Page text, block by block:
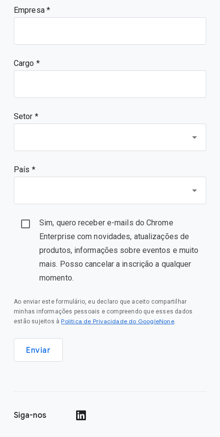
Empresa
Cargo
Setor *
País *
Sim, quero receber e-mails do Chrome
Enterprise com novidades, atualizações de
produtos, informações sobre eventos e muito
mais. Posso cancelar a inscrição a qualquer
momento.
Ao enviar este formulário, eu declaro que aceito compartilhar
minhas informações pessoais e compreendo que esses dados
estão sujeitos à Política de Privacidade do GoogleNone.
Enviar
Siga-nos